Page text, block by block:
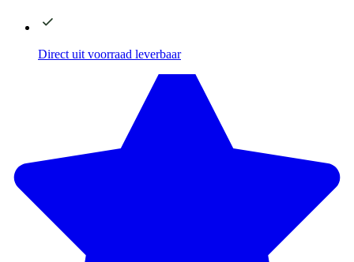
Direct uit voorraad leverbaar